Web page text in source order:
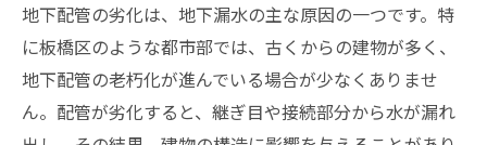
DIYで行う周辺環境の整備
定期的な見直しで漏水リスクを低減
板橋区での地下漏水補修が安全な住環境を作る
理由
地下配管の劣化は、地下漏水の主な原因の一つです。特
に板橋区のような都市部では、古くからの建物が多く、
地下配管の老朽化が進んでいる場合が少なくありませ
ん。配管が劣化すると、継ぎ目や接続部分から水が漏れ